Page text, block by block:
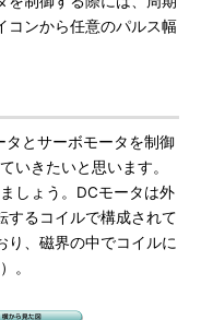
コンから任意のパルス幅
とサーボモータを制御
いきたいと思います。
しょう。DCモータは外
するコイルで構成されて
り、磁界の中でコイルに
。